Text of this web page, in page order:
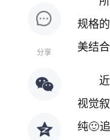
分享
规格
美结合
视觉
纯🙂